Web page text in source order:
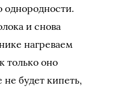
и снова
нагреваем
только оно
будет кипеть,